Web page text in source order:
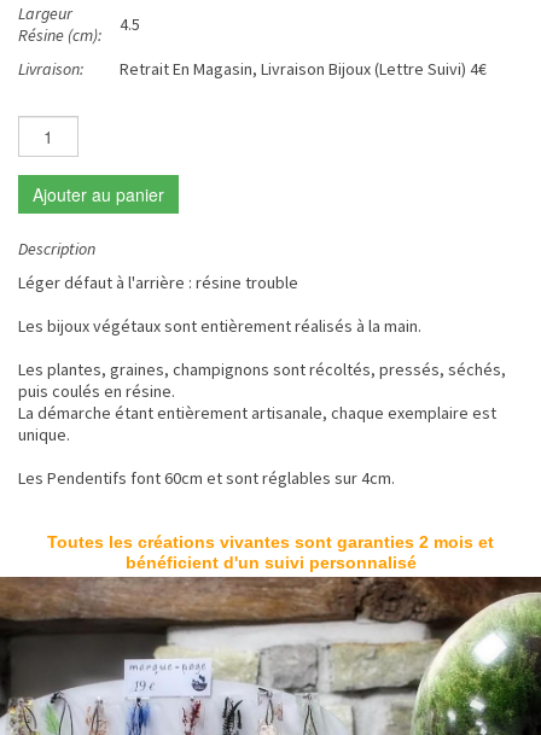
Largeur
Résine (cm):
4.5
Livraison: Retrait En Magasin, Livraison Bijoux (Lettre Suivi) 4€
Ajouter au panier
Description
Léger défaut à l'arrière : résine trouble
Les bijoux végétaux sont entièrement réalisés à la main.
Les plantes, graines, champignons sont récoltés, pressés, séchés,
puis coulés en résine.
La démarche étant entièrement artisanale, chaque exemplaire est
unique.
Les Pendentifs font 60cm et sont réglables sur 4cm.
Toutes les créations vivantes sont garanties 2 mois et
bénéficient d'un suivi personnalisé